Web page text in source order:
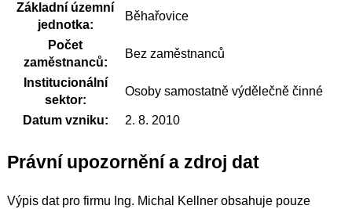
Základní územní
jednotka:
Běhařovice
Počet
zaměstnanců:
Bez zaměstnanců
Institucionální
sektor:
Osoby samostatně výdělečně činné
Datum vzniku: 2. 8. 2010
Právní upozornění a zdroj dat
Výpis dat pro firmu Ing. Michal Kellner obsahuje pouze